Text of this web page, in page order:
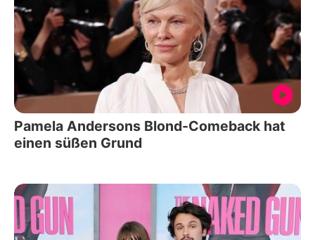
Pamela Andersons Blond-Comeback hat
einen süßen Grund